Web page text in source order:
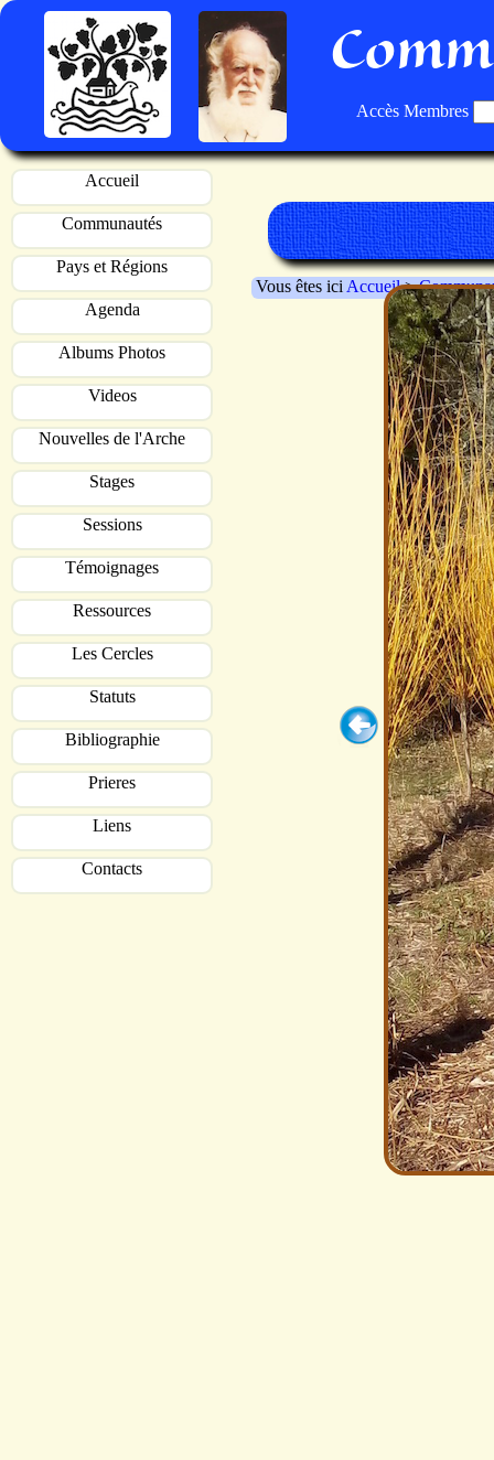
Accès Membres
Accueil
Communautés
Pays et Régions
Agenda
Albums Photos
Videos
Nouvelles de l'Arche
Stages
Sessions
Témoignages
Ressources
Les Cercles
Statuts
Bibliographie
Prieres
Liens
Contacts
Vous êtes ici Accueil>